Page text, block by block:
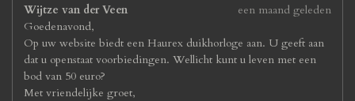
Wijtze van der Veen
een maand geleden
Goedenavond,
Op uw website biedt een Haurex duikhorloge aan. U geeft aan
dat u openstaat voorbiedingen. Wellicht kunt u leven met een
bod van 50 euro?
Met vriendelijke groet,